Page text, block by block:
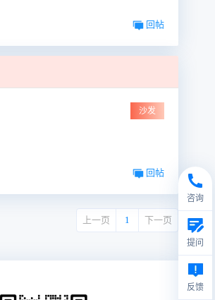
回帖
沙发
回帖
上一页 1 下一页
咨询
提问
反馈